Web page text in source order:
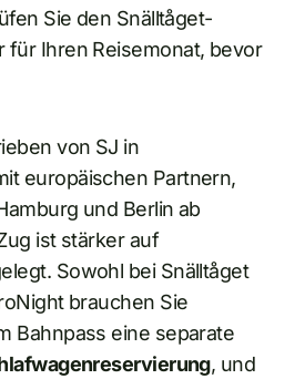
Sie den Snälltåget-
für Ihren Reisemonat, bevor
von SJ in
europäischen Partnern,
und Berlin ab
ist stärker auf
Sowohl bei Snälltåget
brauchen Sie
Bahnpass eine separate
, und